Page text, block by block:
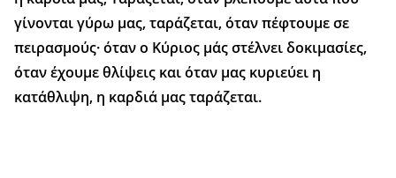
γίνονται γύρω μας, ταράζεται, όταν πέφτουμε σε
πειρασμούς· όταν ο Κύριος μάς στέλνει δοκιμασίες,
όταν έχουμε θλίψεις και όταν μας κυριεύει η
κατάθλιψη, η καρδιά μας ταράζεται.